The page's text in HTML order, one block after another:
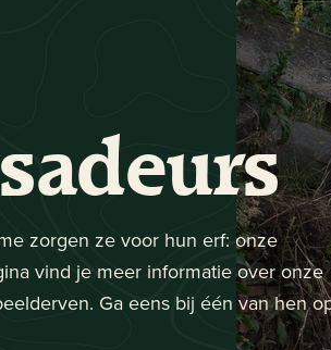
zorgen ze voor hun erf: onze
vind je meer informatie over onze
Ga eens bij één van hen